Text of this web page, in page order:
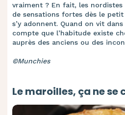
vraiment ? En fait, les nordistes
de sensations fortes dès le
s’y adonnent. Quand on vit
compte que l’habitude existe
auprès des anciens ou des
©Munchies
Le maroilles, ça ne se